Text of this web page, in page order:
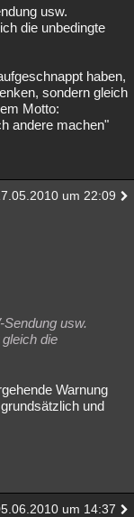
usw.
die unbedingte
haben,
sondern gleich
Motto:
andere machen"
um 22:09
usw.
die
Warnung
und
um 14:37